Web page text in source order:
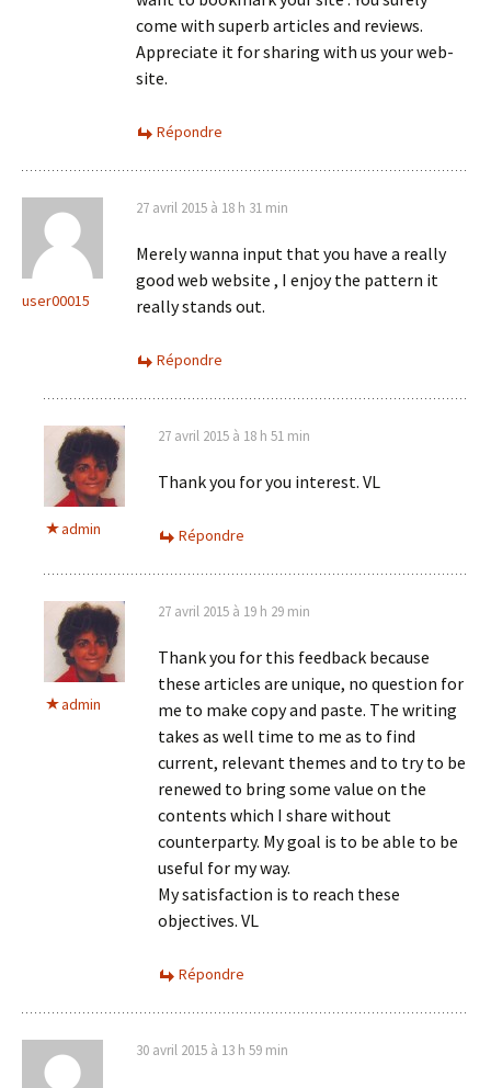
come with superb articles and reviews.
Appreciate it for sharing with us your web-
site.
Répondre
user00015
27 avril 2015 à 18 h 31 min
Merely wanna input that you have a really
good web website , I enjoy the pattern it
really stands out.
Répondre
admin
27 avril 2015 à 18 h 51 min
Thank you for you interest. VL
Répondre
admin
27 avril 2015 à 19 h 29 min
Thank you for this feedback because
these articles are unique, no question for
me to make copy and paste. The writing
takes as well time to me as to find
current, relevant themes and to try to be
renewed to bring some value on the
contents which I share without
counterparty. My goal is to be able to be
useful for my way.
My satisfaction is to reach these
objectives. VL
Répondre
30 avril 2015 à 13 h 59 min